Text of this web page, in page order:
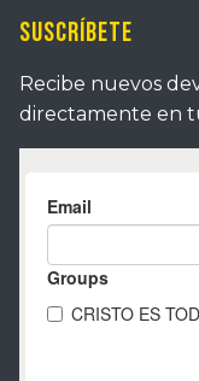
Suscríbete
Recibe nuevos
directamente en